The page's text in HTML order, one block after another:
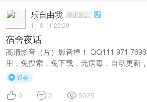
乐自由我 禁止发言 
11-8-11 23:29
宿舍夜话
高清影音（片）影音棒！ QQ111 971
用，免搜索，免下载，无病毒，自动更新
聚会
 0  2  5025